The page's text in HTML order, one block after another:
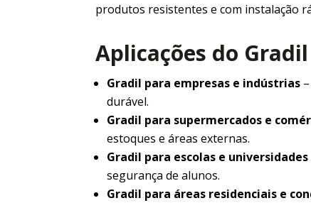
produtos resistentes e com instalação
Aplicações do
Gradil para empresas e indústrias
durável.
Gradil para supermercados e
estoques e áreas externas.
Gradil para escolas e universidades
segurança de alunos.
Gradil para áreas residenciais e